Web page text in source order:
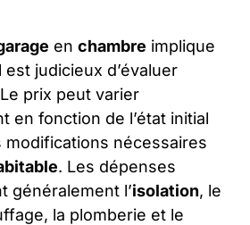
en chambre implique
est judicieux d’évaluer
prix peut varier
en fonction de l’état initial
modifications nécessaires
. Les dépenses
généralement l’isolation, le
la plomberie et le